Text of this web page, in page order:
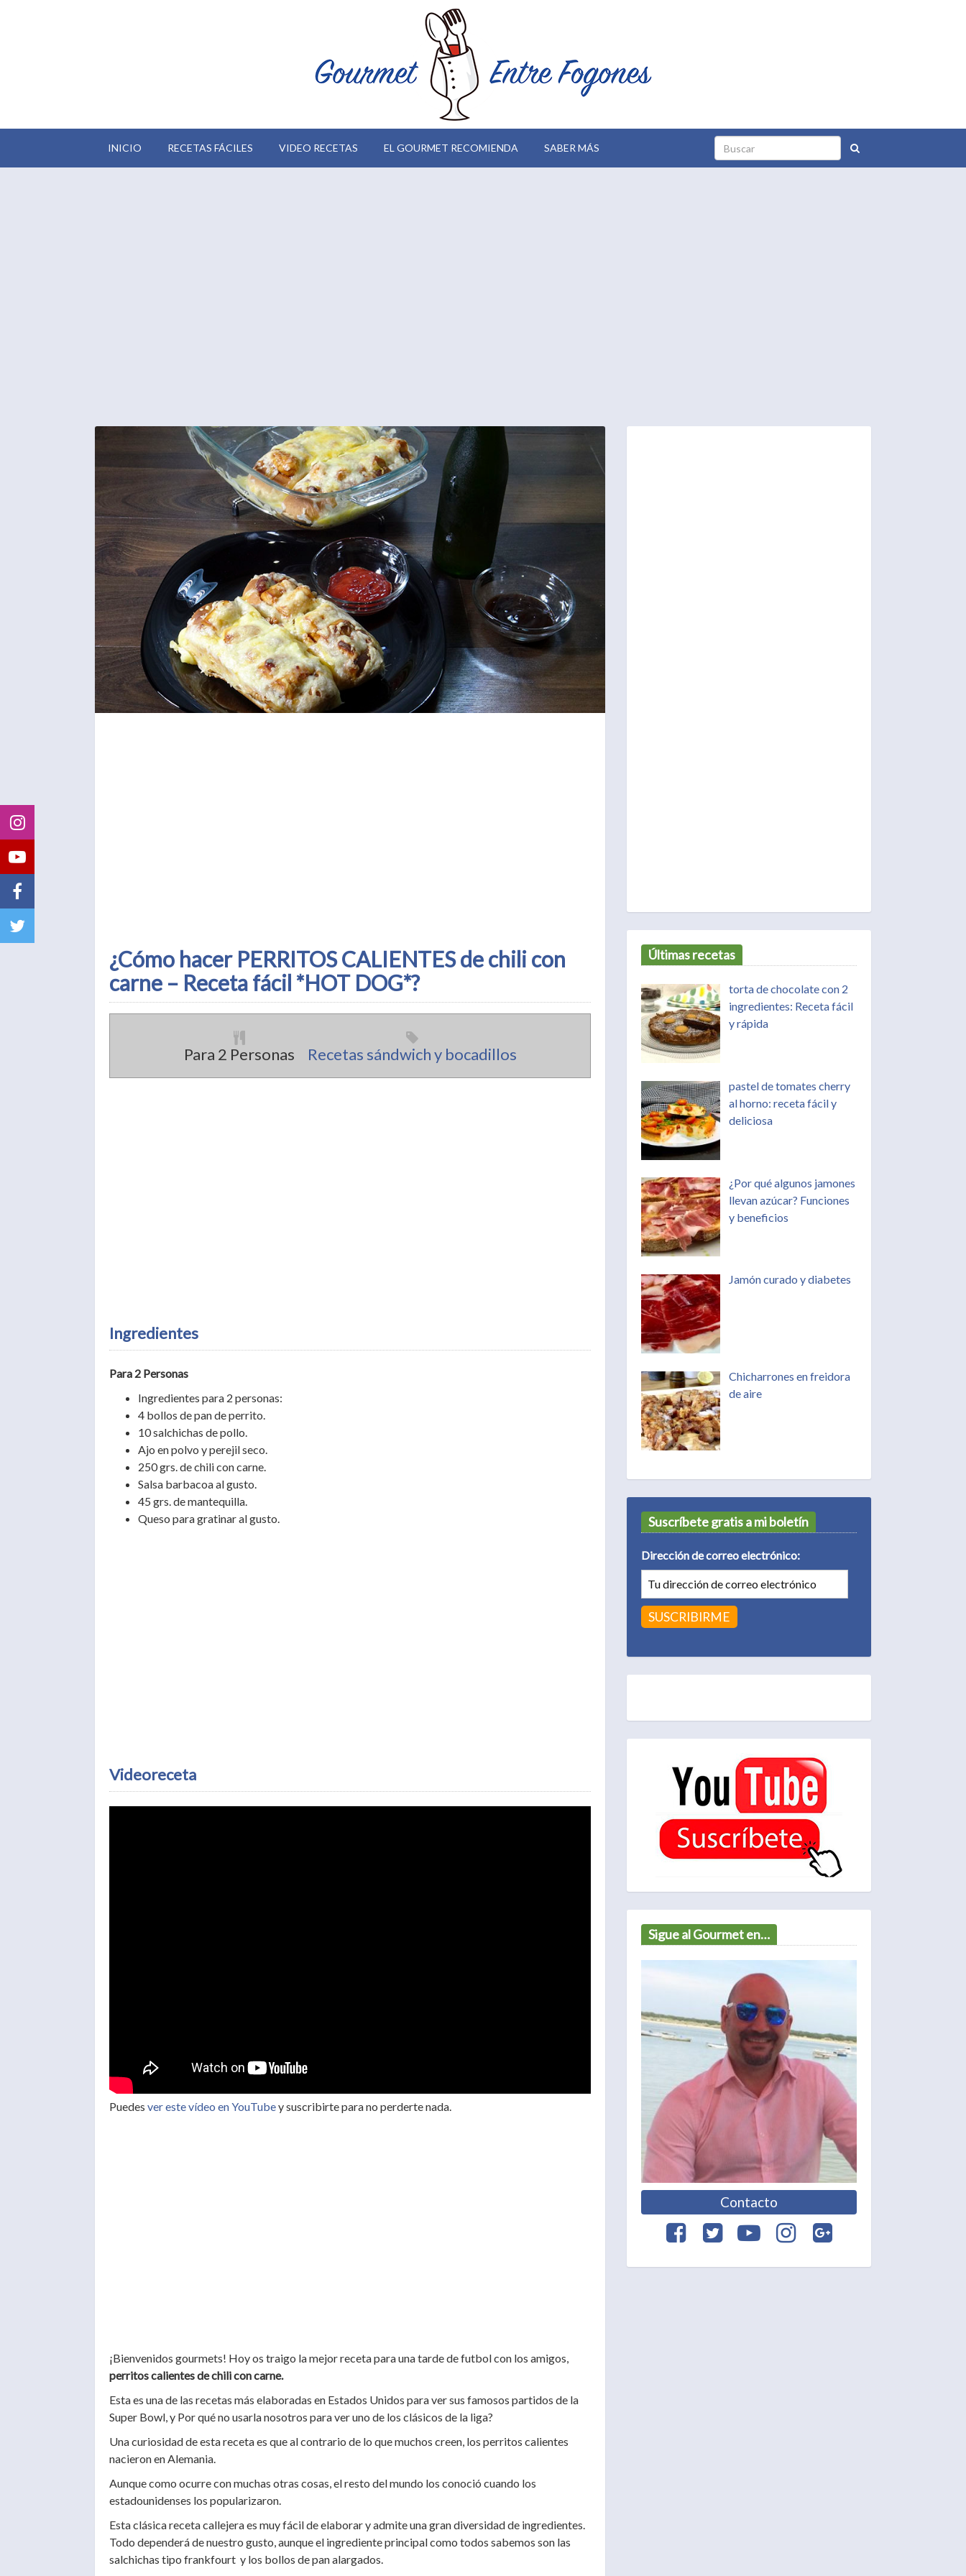
INICIO RECETAS FÁCILES VIDEO RECETAS EL GOURMET RECOMIENDA SABER MÁS
¿Cómo hacer PERRITOS CALIENTES de chili con
carne – Receta fácil *HOT DOG*?
Para 2 Personas Recetas sándwich y bocadillos
Ingredientes
Para 2 Personas
Ingredientes para 2 personas:
4 bollos de pan de perrito.
10 salchichas de pollo.
Ajo en polvo y perejil seco.
250 grs. de chili con carne.
Salsa barbacoa al gusto.
45 grs. de mantequilla.
Queso para gratinar al gusto.
Videoreceta
Puedes ver este vídeo en YouTubey suscribirte para no perderte nada.
¡Bienvenidos gourmets! Hoy os traigo la mejor receta para una tarde de futbol con los amigos,
perritos calientes de chili con carne.
Esta es una de las recetas más elaboradas en Estados Unidos para ver sus famosos partidos de la
Super Bowl, y Por qué no usarla nosotros para ver uno de los clásicos de la liga?
Una curiosidad de esta receta es que al contrario de lo que muchos creen, los perritos calientes
nacieron en Alemania.
Aunque como ocurre con muchas otras cosas, el resto del mundo los conoció cuando los
estadounidenses los popularizaron.
Esta clásica receta callejera es muy fácil de elaborar y admite una gran diversidad de ingredientes.
Todo dependerá de nuestro gusto, aunque el ingrediente principal como todos sabemos son las
salchichas tipo frankfourt y los bollos de pan alargados.
Últimas recetas
torta de chocolate con 2
ingredientes: Receta fácil
y rápida
pastel de tomates cherry
al horno: receta fácil y
deliciosa
¿Por qué algunos jamones
llevan azúcar? Funciones
y beneficios
Jamón curado y diabetes
Chicharrones en freidora
de aire
Suscríbete gratis a mi boletín
Dirección de correo electrónico:
Sigue al Gourmet en…
Contacto